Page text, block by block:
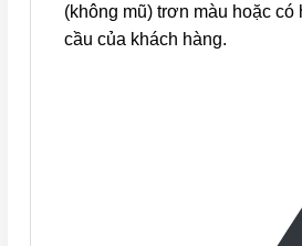
(không mũ) trơn màu hoặc có
cầu của khách hàng.